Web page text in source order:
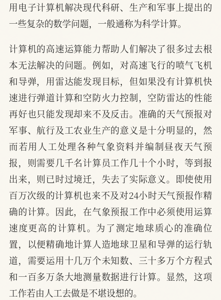
用电子计算机解决现代科研、生产和军事上提出的
一些复杂的数学问题，一般通称为科学计算。
计算机的高速运算能力帮助人们解决了很多过去根
本无法解决的问题。例如，对高速飞行的喷气飞机
和导弹，用雷达能发现目标，但如果没有计算机快
速进行弹道计算和空防火力控制，空防雷达的性能
再好也只能发现却来不及反击。准确的天气预报对
军事、航行及工农业生产的意义是十分明显的，然
而若用人工处理各种气象资料并编制昼夜天气预
报，则需要几千名计算员工作几十个小时，等到报
出来，则已时过境迁，失去了实际意义。即使使用
百万次级的计算机也来不及对24小时天气预报作精
确的计算。因此，在气象预报工作中必须使用运算
速度更高的计算机。为了测定地球质心的准确位
置，以便精确地计算人造地球卫星和导弹的运行轨
道，需要运用十几万个未知数、三十多万个方程式
和一百多万条大地测量数据进行计算。显然，这项
工作若由人工去做是不堪设想的。